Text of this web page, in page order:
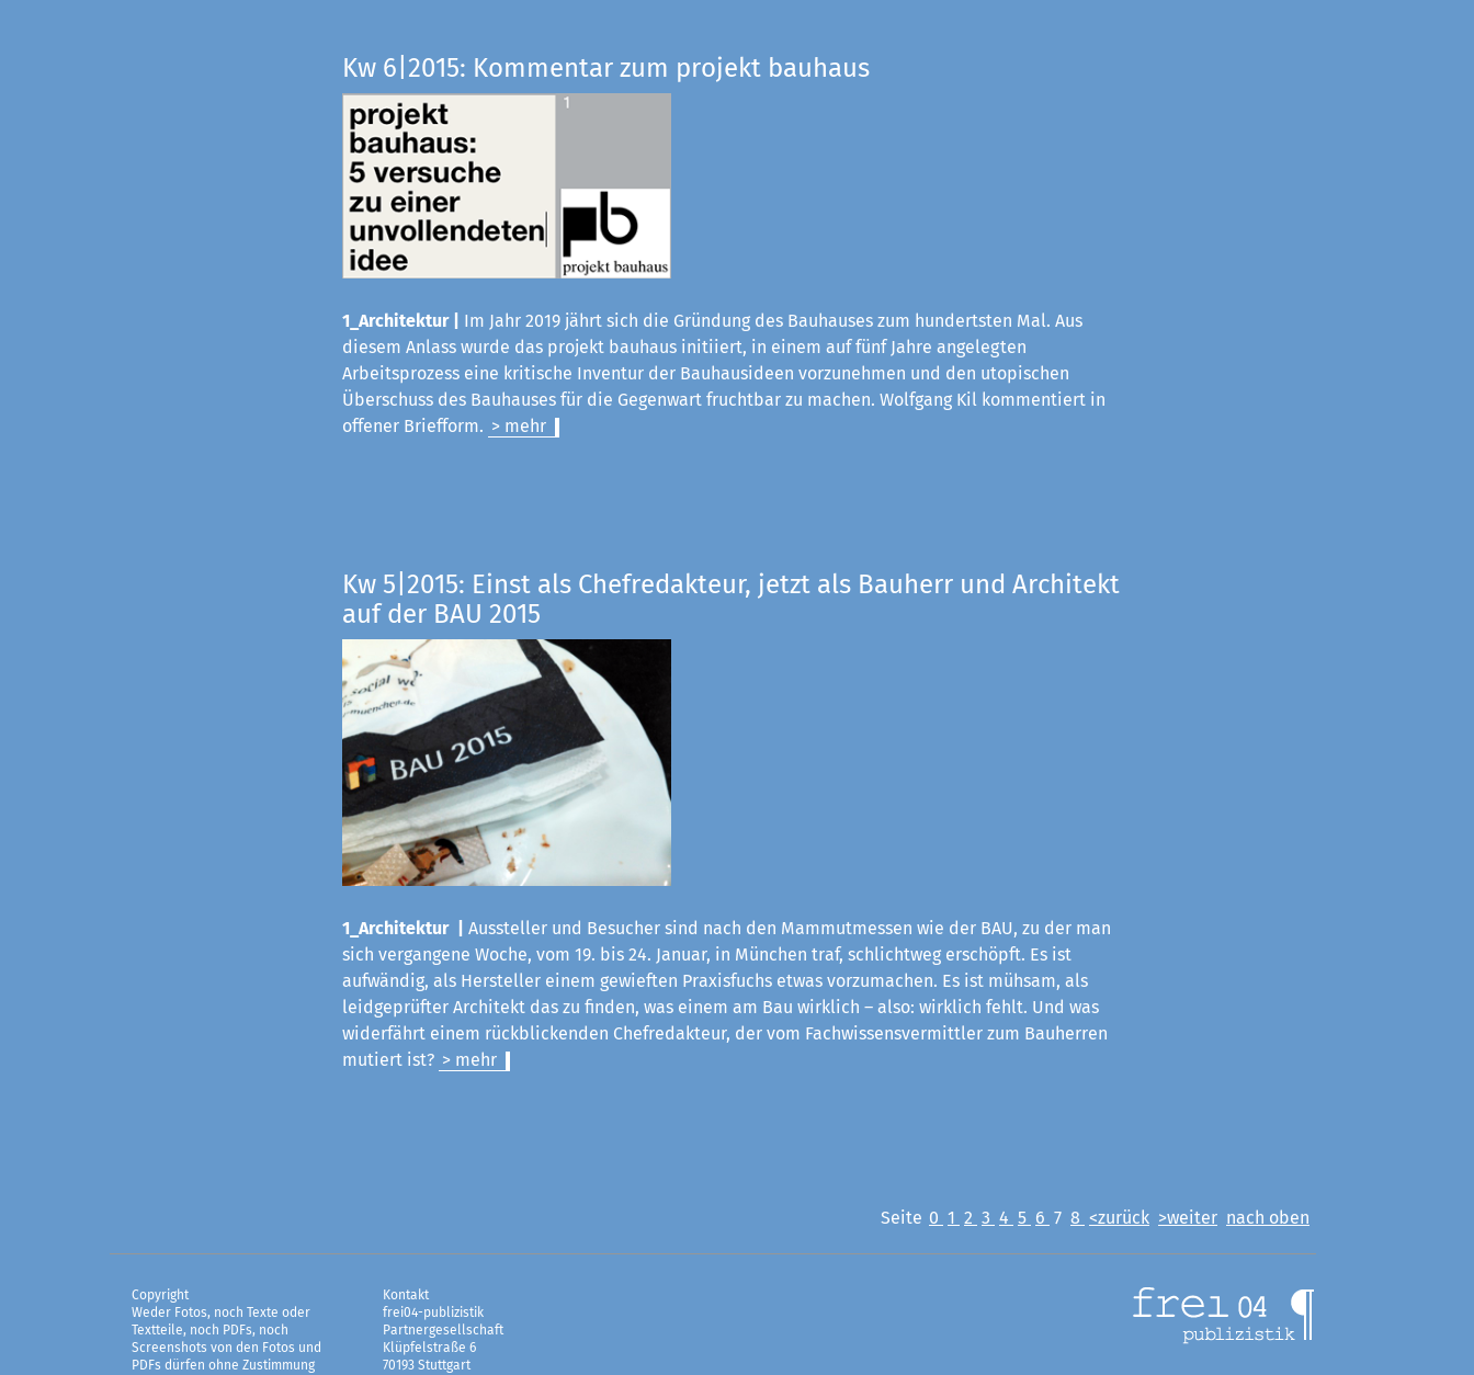
Kw 6|2015: Kommentar zum projekt bauhaus
1_Architektur |
Im Jahr 2019 jährt sich die Gründung des Bauhauses zum hundertsten Mal. Aus
diesem Anlass wurde das projekt bauhaus initiiert, in einem auf fünf Jahre angelegten
Arbeitsprozess eine kritische Inventur der Bauhaus­ideen vorzunehmen und den utopischen
Überschuss des Bauhauses für die Gegenwart fruchtbar zu machen. Wolfgang Kil kommentiert in
offener Briefform. > mehr
Kw 5|2015: Einst als Chefredakteur, jetzt als Bauherr und Architekt
auf der BAU 2015
1_Architektur |
Aussteller und Besucher sind nach den Mammutmessen wie der BAU, zu der man
sich vergangene Woche, vom 19. bis 24. Januar, in München traf, schlichtweg erschöpft. Es ist
aufwändig, als Hersteller einem gewieften Praxisfuchs etwas vorzumachen. Es ist mühsam, als
leidgeprüfter Architekt das zu finden, was einem am Bau wirklich – also: wirklich fehlt. Und was
widerfährt einem rückblickenden Chefredakteur, der vom Fachwissensvermittler zum Bauherren
mutiert ist? > mehr
Seite 0 1 2 3 4 5 6 7 8 <zurück >weiter nach oben
Copyright
Weder Fotos, noch Texte oder
Textteile, noch PDFs, noch
Screenshots von den Fotos und
PDFs dürfen ohne Zustimmung
Kontakt
frei04-publizistik
Partnergesellschaft
Klüpfelstraße 6
70193 Stuttgart